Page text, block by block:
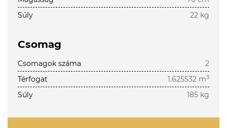
Súly
22 kg
Csomag
Csomagok száma
2
Térfogat
1.625532 m3
Súly 185 kg